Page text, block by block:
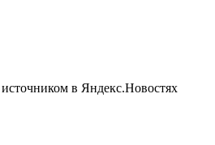
в Яндекс.Новостях